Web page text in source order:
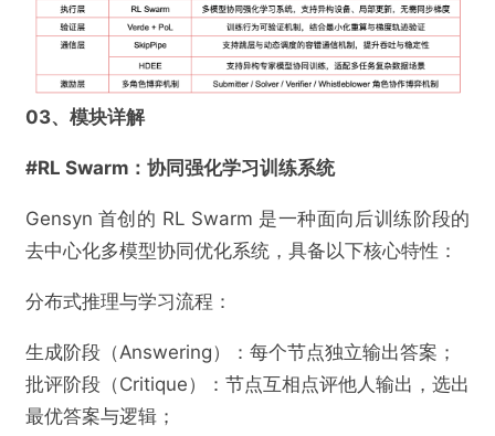
03、模块详解
#RL Swarm：协同强化学习训练系统
Gensyn 首创的 RL Swarm 是一种面向后训练阶段的
去中心化多模型协同优化系统，具备以下核心特性：
分布式推理与学习流程：
生成阶段（Answering）：每个节点独立输出答案；
批评阶段（Critique）：节点互相点评他人输出，选出
最优答案与逻辑；